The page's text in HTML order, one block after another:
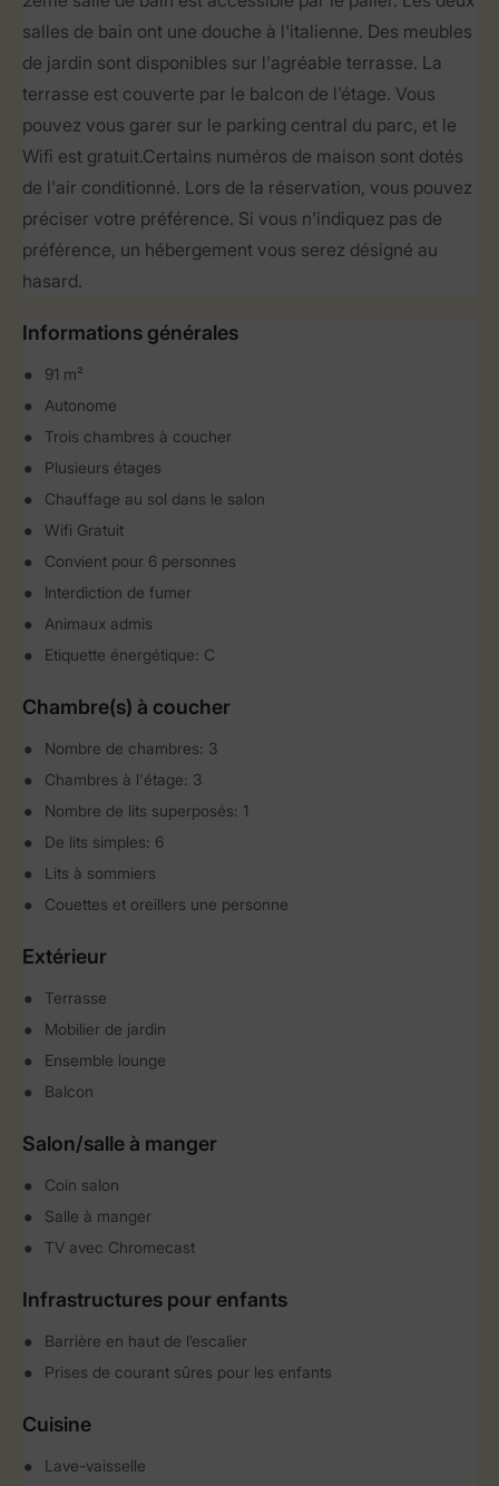
salles de bain ont une douche à l'italienne. Des meubles
de jardin sont disponibles sur l'agréable terrasse. La
terrasse est couverte par le balcon de l'étage. Vous
pouvez vous garer sur le parking central du parc, et le
Wifi est gratuit. Certains numéros de maison sont dotés
de l'air conditionné. Lors de la réservation, vous pouvez
préciser votre préférence. Si vous n'indiquez pas de
préférence, un hébergement vous serez désigné au
hasard.
Informations générales
91 m²
Autonome
Trois chambres à coucher
Plusieurs étages
Chauffage au sol dans le salon
Wifi Gratuit
Convient pour 6 personnes
Interdiction de fumer
Animaux admis
Etiquette énergétique: C
Chambre(s) à coucher
Nombre de chambres: 3
Chambres à l'étage: 3
Nombre de lits superposés: 1
De lits simples: 6
Lits à sommiers
Couettes et oreillers une personne
Extérieur
Terrasse
Mobilier de jardin
Ensemble lounge
Balcon
Salon/salle à manger
Coin salon
Salle à manger
TV avec Chromecast
Infrastructures pour enfants
Barrière en haut de l’escalier
Prises de courant sûres pour les enfants
Cuisine
Lave-vaisselle